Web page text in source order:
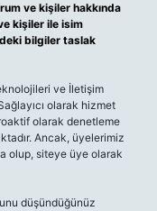
ve kişiler hakkında
kişiler ile isim
bilgiler taslak
ve İletişim
olarak hizmet
olarak denetleme
Ancak, üyelerimiz
olup, siteye üye olarak
düşündüğünüz